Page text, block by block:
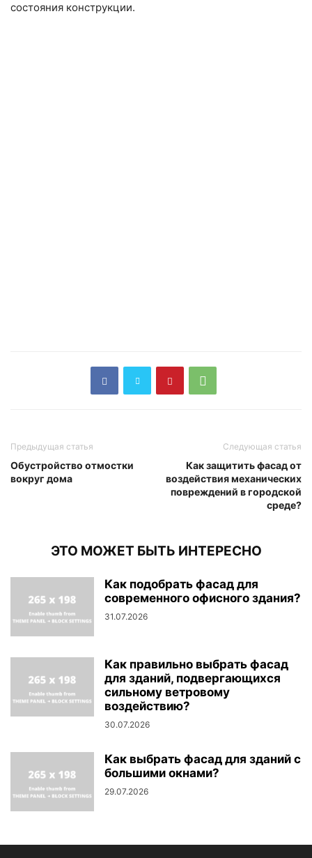
состояния конструкции.
Предыдущая статья
Обустройство отмостки
вокруг дома
Следующая статья
Как защитить фасад от
воздействия механических
повреждений в городской
среде?
ЭТО МОЖЕТ БЫТЬ ИНТЕРЕСНО
Как подобрать фасад для
современного офисного здания?
31.07.2026
Как правильно выбрать фасад
для зданий, подвергающихся
сильному ветровому
воздействию?
30.07.2026
Как выбрать фасад для зданий с
большими окнами?
29.07.2026